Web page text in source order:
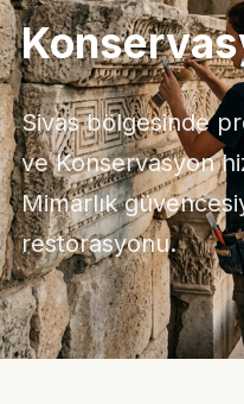
Sivas bölgesinde
ve Konservasyon
Mimarlık
restorasyonu.